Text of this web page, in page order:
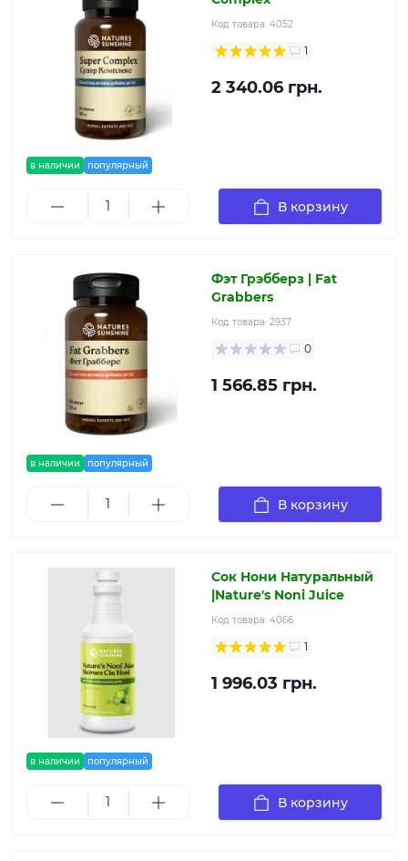
в наличии популярный
Код товара: 4052
1
2 340.06 грн.
В корзину
в наличии популярный
Фэт Грэбберз | Fat
Grabbers
Код товара: 2937
0
1 566.85 грн.
В корзину
в наличии популярный
Сок Нони Натуральный
|Nature's Noni Juice
Код товара: 4066
1
1 996.03 грн.
В корзину